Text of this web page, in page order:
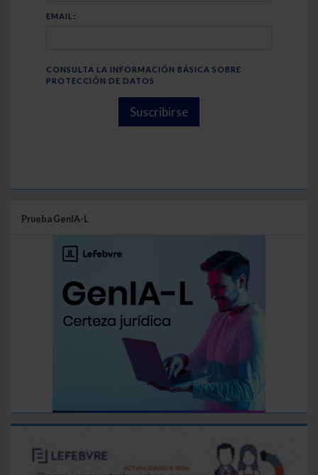
EMAIL:
CONSULTA LA INFORMACIÓN BÁSICA SOBRE
PROTECCIÓN DE DATOS
Suscribirse
Prueba GenIA-L